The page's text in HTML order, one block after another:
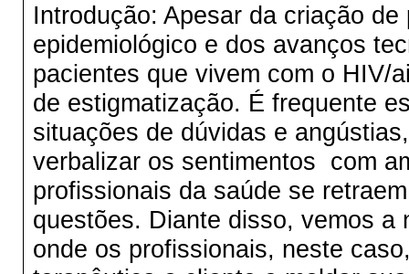
Introdução: Apesar da criação
epidemiológico e dos avanços
pacientes que vivem com o HIV/
de estigmatização. É frequente
situações de dúvidas e
verbalizar os sentimentos com
profissionais da saúde se
questões. Diante disso, vemos a
onde os profissionais, neste